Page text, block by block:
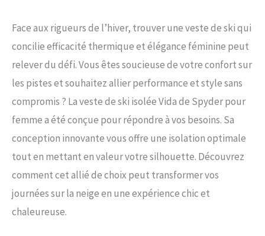
Face aux rigueurs de l’hiver, trouver une veste de ski qui
concilie efficacité thermique et élégance féminine peut
relever du défi. Vous êtes soucieuse de votre confort sur
les pistes et souhaitez allier performance et style sans
compromis ? La veste de ski isolée Vida de Spyder pour
femme a été conçue pour répondre à vos besoins. Sa
conception innovante vous offre une isolation optimale
tout en mettant en valeur votre silhouette. Découvrez
comment cet allié de choix peut transformer vos
journées sur la neige en une expérience chic et
chaleureuse.